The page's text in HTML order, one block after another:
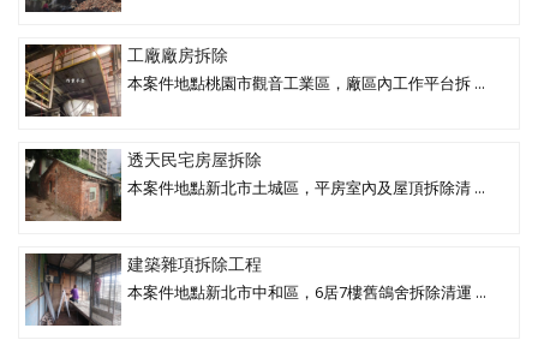
工廠廠房拆除
本案件地點桃園市觀音工業區，廠區內工作平台拆 ...
透天民宅房屋拆除
本案件地點新北市土城區，平房室內及屋頂拆除清 ...
建築雜項拆除工程
本案件地點新北市中和區，6居7樓舊鴿舍拆除清運 ...